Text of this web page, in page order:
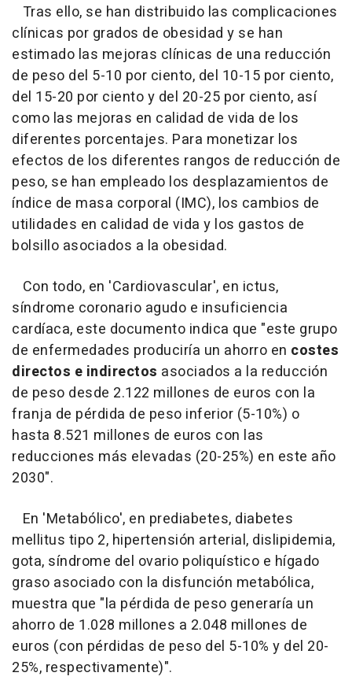
Tras ello, se han distribuido las complicaciones
clínicas por grados de obesidad y se han
estimado las mejoras clínicas de una reducción
de peso del 5-10 por ciento, del 10-15 por ciento,
del 15-20 por ciento y del 20-25 por ciento, así
como las mejoras en calidad de vida de los
diferentes porcentajes. Para monetizar los
efectos de los diferentes rangos de reducción de
peso, se han empleado los desplazamientos de
índice de masa corporal (IMC), los cambios de
utilidades en calidad de vida y los gastos de
bolsillo asociados a la obesidad.
Con todo, en 'Cardiovascular', en ictus,
síndrome coronario agudo e insuficiencia
cardíaca, este documento indica que "este grupo
de enfermedades produciría un ahorro en costes
directos e indirectos asociados a la reducción
de peso desde 2.122 millones de euros con la
franja de pérdida de peso inferior (5-10%) o
hasta 8.521 millones de euros con las
reducciones más elevadas (20-25%) en este año
2030".
En 'Metabólico', en prediabetes, diabetes
mellitus tipo 2, hipertensión arterial, dislipidemia,
gota, síndrome del ovario poliquístico e hígado
graso asociado con la disfunción metabólica,
muestra que "la pérdida de peso generaría un
ahorro de 1.028 millones a 2.048 millones de
euros (con pérdidas de peso del 5-10% y del 20-
25%, respectivamente)".